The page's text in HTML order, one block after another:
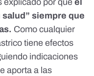
explicado por qué el
siempre que
. Como cualquier
tiene efectos
indicaciones
aporta a las